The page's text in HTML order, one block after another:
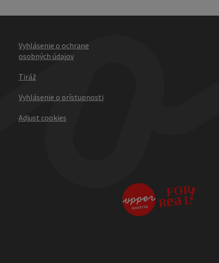
Vyhlásenie o ochrane
osobných údajov
Tiráž
Vyhlásenie o prístupnosti
Adjust cookies